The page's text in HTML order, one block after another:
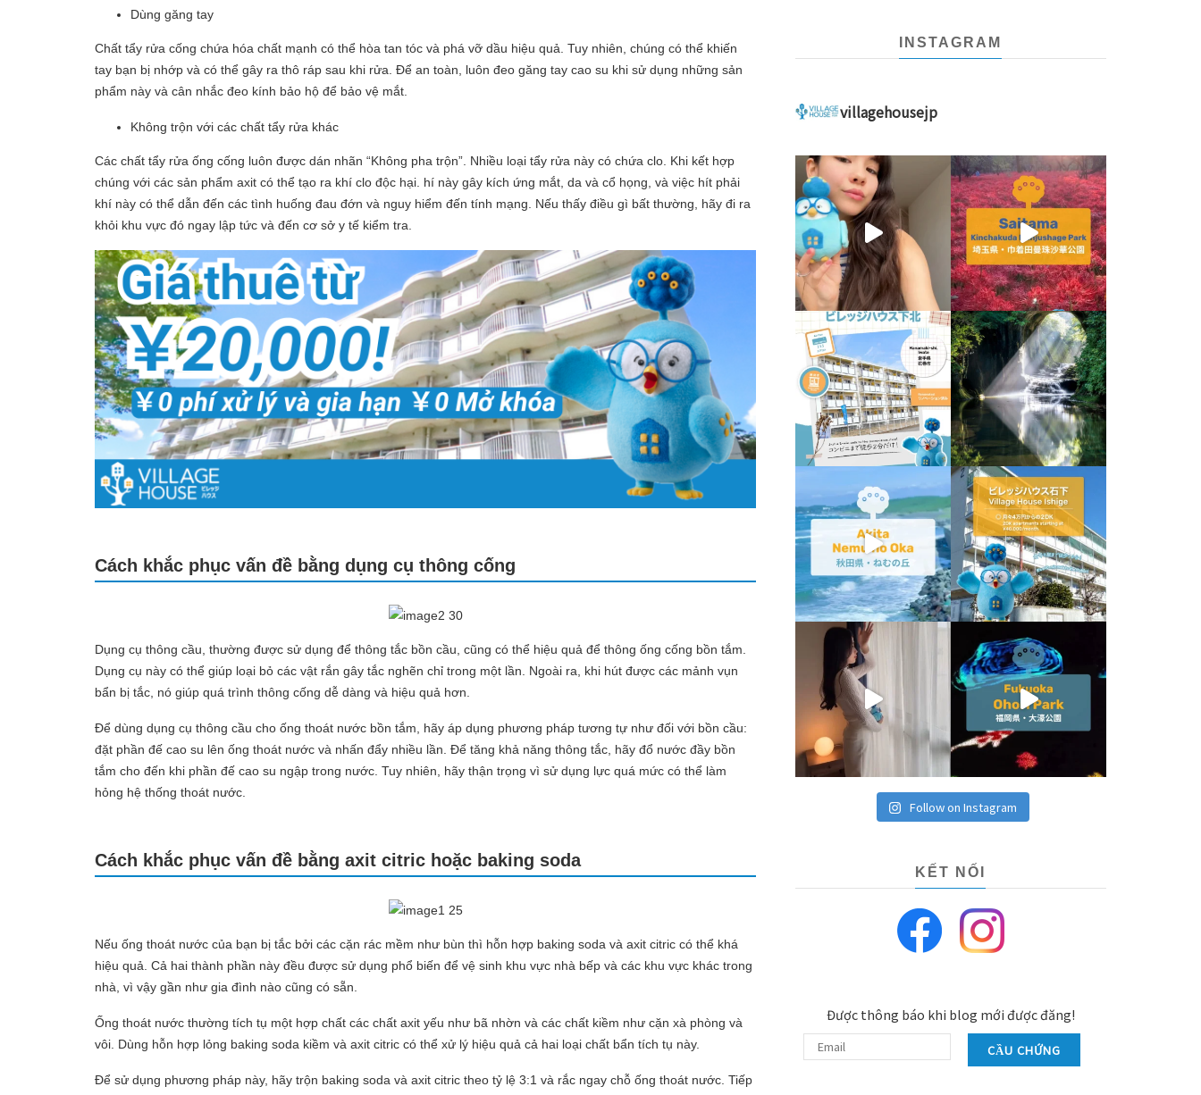
Dùng găng tay
Chất tẩy rửa cống chứa hóa chất mạnh có thể hòa tan tóc và phá vỡ dầu hiệu quả. Tuy nhiên, chúng có thể khiến
tay bạn bị nhớp và có thể gây ra thô ráp sau khi rửa. Để an toàn, luôn đeo găng tay cao su khi sử dụng những sản
phẩm này và cân nhắc đeo kính bảo hộ để bảo vệ mắt.
Không trộn với các chất tẩy rửa khác
Các chất tẩy rửa ống cống luôn được dán nhãn “Không pha trộn”. Nhiều loại tẩy rửa này có chứa clo. Khi kết hợp
chúng với các sản phẩm axit có thể tạo ra khí clo độc hại. hí này gây kích ứng mắt, da và cổ họng, và việc hít phải
khí này có thể dẫn đến các tình huống đau đớn và nguy hiểm đến tính mạng. Nếu thấy điều gì bất thường, hãy đi ra
khỏi khu vực đó ngay lập tức và đến cơ sở y tế kiểm tra.
Cách khắc phục vấn đề bằng dụng cụ thông cống
Dụng cụ thông cầu, thường được sử dụng để thông tắc bồn cầu, cũng có thể hiệu quả để thông ống cống bồn tắm.
Dụng cụ này có thể giúp loại bỏ các vật rắn gây tắc nghẽn chỉ trong một lần. Ngoài ra, khi hút được các mảnh vụn
bẩn bị tắc, nó giúp quá trình thông cống dễ dàng và hiệu quả hơn.
Để dùng dụng cụ thông cầu cho ống thoát nước bồn tắm, hãy áp dụng phương pháp tương tự như đối với bồn cầu:
đặt phần đế cao su lên ống thoát nước và nhấn đẩy nhiều lần. Để tăng khả năng thông tắc, hãy đổ nước đầy bồn
tắm cho đến khi phần đế cao su ngập trong nước. Tuy nhiên, hãy thận trọng vì sử dụng lực quá mức có thể làm
hỏng hệ thống thoát nước.
Cách khắc phục vấn đề bằng axit citric hoặc baking soda
Nếu ống thoát nước của bạn bị tắc bởi các cặn rác mềm như bùn thì hỗn hợp baking soda và axit citric có thể khá
hiệu quả. Cả hai thành phần này đều được sử dụng phổ biến để vệ sinh khu vực nhà bếp và các khu vực khác trong
nhà, vì vậy gần như gia đình nào cũng có sẵn.
Ống thoát nước thường tích tụ một hợp chất các chất axit yếu như bã nhờn và các chất kiềm như cặn xà phòng và
vôi. Dùng hỗn hợp lỏng baking soda kiềm và axit citric có thể xử lý hiệu quả cả hai loại chất bẩn tích tụ này.
Để sử dụng phương pháp này, hãy trộn baking soda và axit citric theo tỷ lệ 3:1 và rắc ngay chỗ ống thoát nước. Tiếp
INSTAGRAM
villagehousejp
Follow on Instagram
KẾT NỐI
Được thông báo khi blog mới được đăng!
CẦU CHỨNG